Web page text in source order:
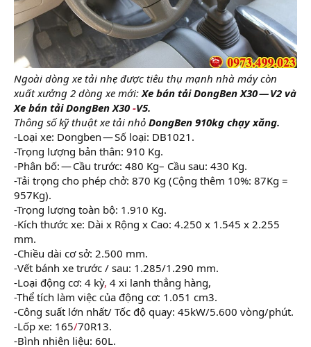
Ngoài dòng xe tải nhẹ được tiêu thụ mạnh nhà máy còn
xuất xưởng 2 dòng xe mới:Xe bán tải DongBen X30 — V2 và
Xe bán tải DongBen X30-V5.
Thông số kỹ thuật xe tải nhỏ DongBen 910kg chạy xăng.
-Loại xe: Dongben — Số loại: DB1021.
-Trọng lượng bản thân: 910 Kg.
-Phân bố: — Cầu trước: 480 Kg– Cầu sau: 430 Kg.
-Tải trọng cho phép chở: 870 Kg (Cộng thêm 10%: 87Kg =
957Kg).
-Trọng lượng toàn bộ: 1.910 Kg.
-Kích thước xe: Dài x Rộng x Cao: 4.250 x 1.545 x 2.255
mm.
-Chiều dài cơ sở: 2.500 mm.
-Vết bánh xe trước / sau: 1.285/1.290 mm.
-Loại động cơ: 4 kỳ, 4 xi lanh thẳng hàng,
-Thể tích làm việc của động cơ: 1.051 cm3.
-Công suất lớn nhất/ Tốc độ quay: 45kW/5.600 vòng/phút.
-Lốp xe: 165/70R13.
-Bình nhiên liệu: 60L.